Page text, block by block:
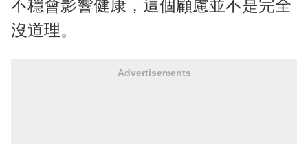
不穩會影響健康，這個顧慮並不是完全
沒道理。
Advertisements